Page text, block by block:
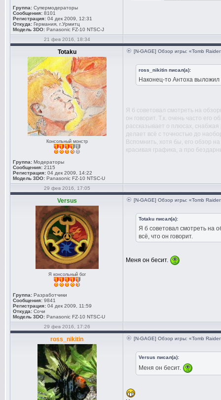
Группа: Супермодераторы
Сообщения: 8101
Регистрация: 04 дек 2009, 12:31
Откуда: Германия, г.Урмитц
Модель 3DO: Panasonic FZ-10 NTSC-J
21 фев 2016, 18:34
Totaku
Консольный монстр
Группа: Модераторы
Сообщения: 2115
Регистрация: 04 дек 2009, 14:22
Модель 3DO: Panasonic FZ-10 NTSC-U
[N-GAGE] Обзор игры: «Tomb
ross_nikitin писал(а):
Наконец-то Антоха выложил
Я б советовал смотреть на
он говорит. Т.к. очень часто его
рассказывает о плюсах,
делает всё с точностью до
Вспомнить, хотя бы, его обзор
красивая графика, а про
29 фев 2016, 17:05
Versus
Я консольный бог
Группа: Разработчики
Сообщения: 9841
Регистрация: 04 дек 2009, 11:59
Откуда: Сочи
Модель 3DO: Panasonic FZ-10 NTSC-U
[N-GAGE] Обзор игры: «Tomb
Totaku писал(а):
Я б советовал смотреть на
всё, что он говорит.
Меня он бесит.
29 фев 2016, 17:26
ross_nikitin [N-GAGE] Обзор игры: «Tomb
Versus писал(а):
Меня он бесит.